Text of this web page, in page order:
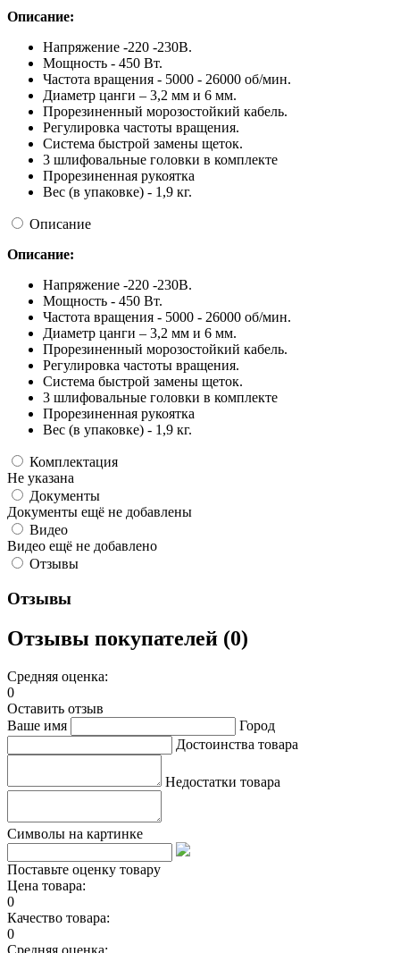
Описание:
Напряжение -220 -230В.
Мощность - 450 Вт.
Частота вращения - 5000 - 26000 об/мин.
Диаметр цанги – 3,2 мм и 6 мм.
Прорезиненный морозостойкий кабель.
Регулировка частоты вращения.
Система быстрой замены щеток.
3 шлифовальные головки в комплекте
Прорезиненная рукоятка
Вес (в упаковке) - 1,9 кг.
Описание
Описание:
Напряжение -220 -230В.
Мощность - 450 Вт.
Частота вращения - 5000 - 26000 об/мин.
Диаметр цанги – 3,2 мм и 6 мм.
Прорезиненный морозостойкий кабель.
Регулировка частоты вращения.
Система быстрой замены щеток.
3 шлифовальные головки в комплекте
Прорезиненная рукоятка
Вес (в упаковке) - 1,9 кг.
Комплектация
Не указана
Документы
Документы ещё не добавлены
Видео
Видео ещё не добавлено
Отзывы
Отзывы
Отзывы покупателей (0)
Средняя оценка:
0
Оставить отзыв
Ваше имя
Город
Достоинства товара
Недостатки товара
Символы на картинке
Поставьте оценку товару
Цена товара:
0
Качество товара:
0
Средняя оценка: